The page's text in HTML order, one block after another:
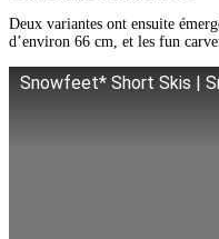
Deux variantes ont ensuite
d’environ 66 cm, et les fun
Snowfeet* Short Skis |